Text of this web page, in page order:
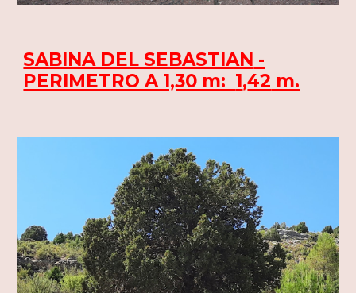
SABINA DEL SEBASTIAN -
PERIMETRO A 1,30 m: 1,42 m.